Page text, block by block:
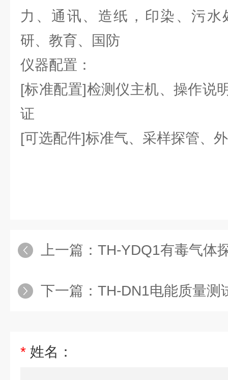
力、通讯、造纸，印染、污
研、教育、国防
仪器配置：
[标准配置]检测仪主机、操作说
证
[可选配件]标准气、采样探管、
上一篇： TH-YDQ1有毒气体
下一篇： TH-DN1电能质量测
* 姓名：